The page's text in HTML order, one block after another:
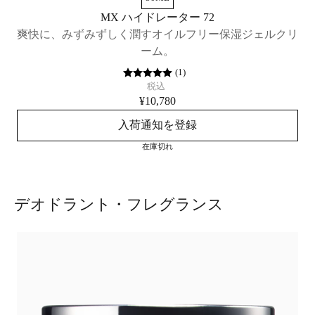
MX ハイドレーター 72
爽快に、みずみずしく潤すオイルフリー保湿ジェルクリ
ーム。
(1)
税込
¥10,780
入荷通知を登録
在庫切れ
デオドラント・フレグランス